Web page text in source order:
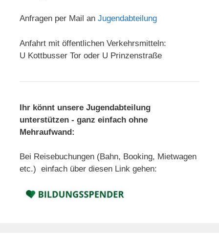
Anfragen per Mail an Jugendabteilung
Anfahrt mit öffentlichen Verkehrsmitteln:
U Kottbusser Tor oder U Prinzenstraße
Ihr könnt unsere Jugendabteilung
unterstützen - ganz einfach ohne
Mehraufwand:
Bei Reisebuchungen (Bahn, Booking, Mietwagen
etc.) einfach über diesen Link gehen: